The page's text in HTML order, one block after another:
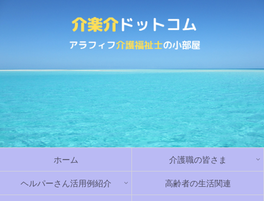
ホーム 介護職の皆さま
ヘルパーさん活用例紹介 高齢者の生活関連